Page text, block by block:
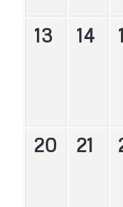
13 14
20 21